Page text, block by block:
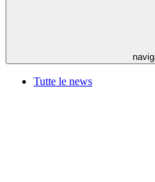
Tutte le news